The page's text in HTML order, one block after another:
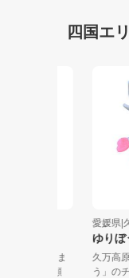
四国エ
愛媛県|久
ゆりぼう
久万高原町
う」のチャ